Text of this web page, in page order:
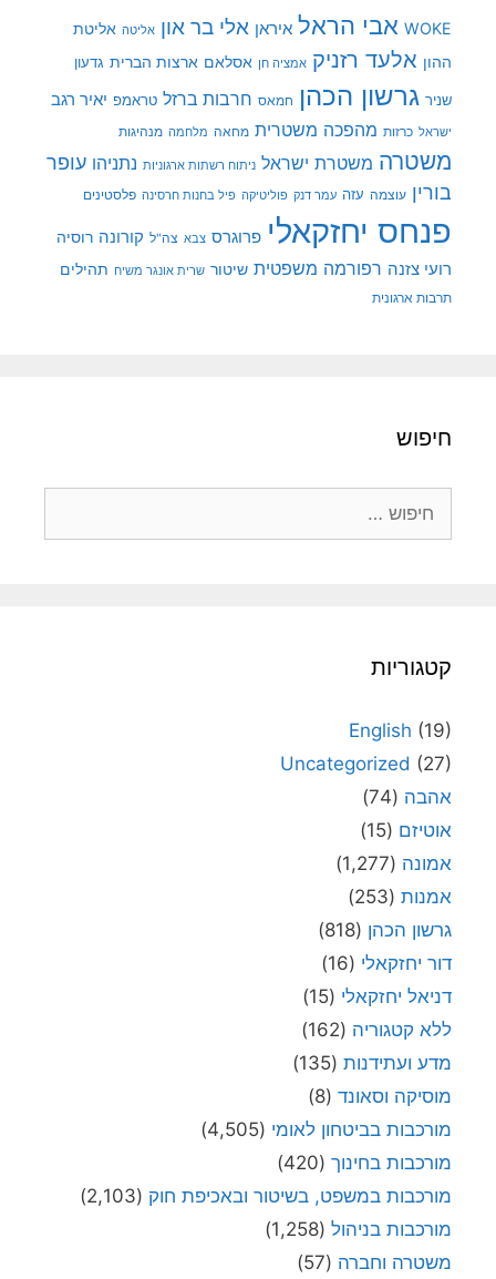
WOKE אבי הראל איראן אלי בר און אליטה אליטת
ההון אלעד רזניק אמציה חן אסלאם ארצות הברית גדעון
שניר גרשון הכהן חמאס חרבות ברזל טראמפ יאיר רגב
ישראל כרזות מהפכה משטרית מחאה מלחמה מנהיגות
משטרה משטרת ישראל ניתוח רשתות ארגוניות נתניהו עופר
בורין עוצמה עזה עמר דנק פוליטיקה פיל בחנות חרסינה פלסטינים
פנחס יחזקאלי פרוגרס צבא צה"ל קורונה רוסיה
רועי צזנה רפורמה משפטית שיטור שרית אונגר משיח תהילים
תרבות ארגונית
חיפוש
קטגוריות
English (19)
Uncategorized (27)
אהבה (74)
אוטיזם (15)
אמונה (1,277)
אמנות (253)
גרשון הכהן (818)
דור יחזקאלי (16)
דניאל יחזקאלי (15)
ללא קטגוריה (162)
מדע ועתידנות (135)
מוסיקה וסאונד (8)
מורכבות בביטחון לאומי (4,505)
מורכבות בחינוך (420)
מורכבות במשפט, בשיטור ובאכיפת חוק (2,103)
מורכבות בניהול (1,258)
משטרה וחברה (57)